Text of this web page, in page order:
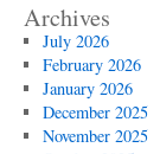
Archives
July 2026
February 2026
January 2026
December 2025
November 2025